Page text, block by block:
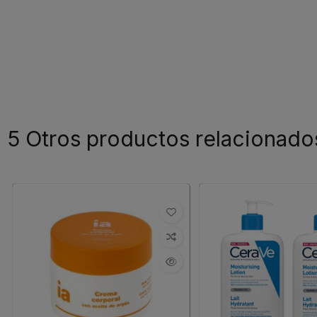
5 Otros productos